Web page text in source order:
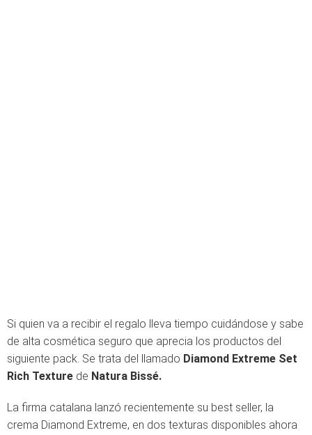
Si quien va a recibir el regalo lleva tiempo cuidándose y sabe
de alta cosmética seguro que aprecia los productos del
siguiente pack. Se trata del llamado Diamond Extreme Set
Rich Texture de Natura Bissé.
La firma catalana lanzó recientemente su best seller, la
crema Diamond Extreme, en dos texturas disponibles ahora